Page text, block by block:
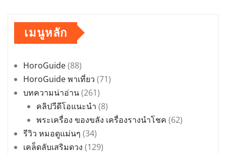
เมนูหลัก
HoroGuide(88)
HoroGuide พาเที่ยว (71)
บทความน่าอ่าน(261)
คลิปวีดีโอแนะนำ (8)
พระเครื่อง ของขลัง เครื่องรางนำโชค (62)
รีวิว หมอดูแม่นๆ (34)
เคล็ดลับเสริมดวง (129)